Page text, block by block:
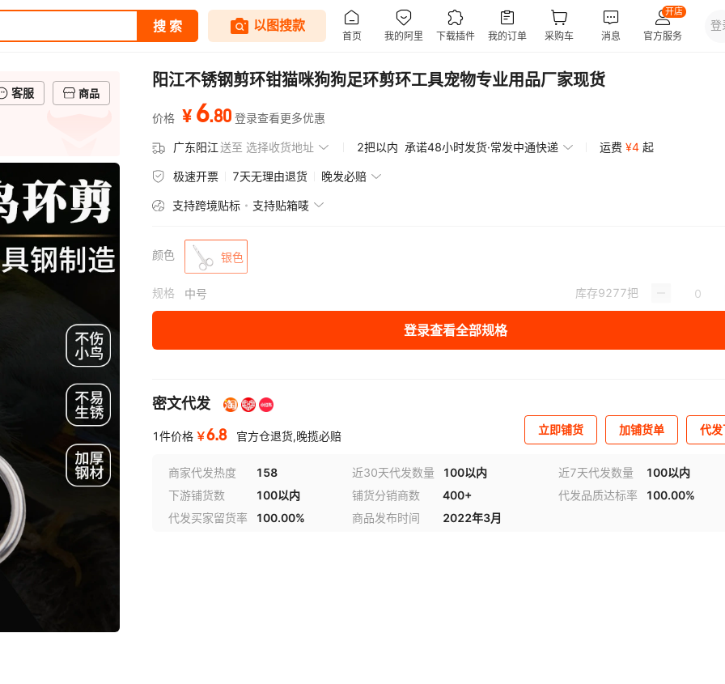
客服
商品
阳江不锈钢剪环钳猫咪狗狗足环剪环工具宠物专业用品厂家现货
价格 ¥ 6.80 登录查看更多优惠
广东阳江送至 选择收货地址 2把以内 承诺48小时发货·常发中通快递 运费 ¥4 起
极速开票 7天无理由退货 晚发必赔
支持跨境贴标 支持贴箱唛
颜色 银色
规格 中号 库存9277把
登录查看全部规格
密文代发
1件价格 ￥6.8 官方仓退货,晚揽必赔 立即铺货 加铺货单 代
商家代发热度 158 近30天代发数量 100以内 近7天代发数量
100以内
下游铺货数
100以内 铺货分销商数 400+ 代发品质达标率
100.00%
代发买家留货率
100.00% 商品发布时间 2022年3月